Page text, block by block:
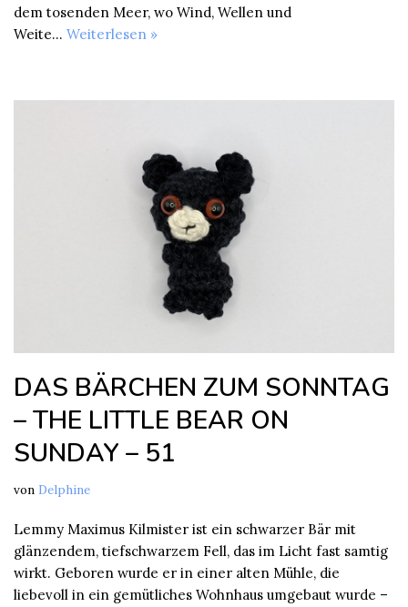
dem tosenden Meer, wo Wind, Wellen und
Weite… Weiterlesen »
DAS BÄRCHEN ZUM SONNTAG
– THE LITTLE BEAR ON
SUNDAY – 51
von Delphine
Lemmy Maximus Kilmister ist ein schwarzer Bär mit
glänzendem, tiefschwarzem Fell, das im Licht fast samtig
wirkt. Geboren wurde er in einer alten Mühle, die
liebevoll in ein gemütliches Wohnhaus umgebaut wurde –